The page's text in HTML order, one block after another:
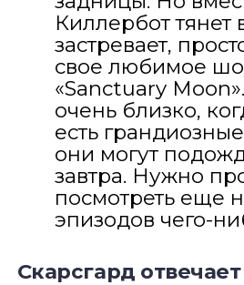
Киллербот тянет
застревает,
свое любимое
«Sanctuary
очень близко,
есть
они могут
завтра. Нужно
посмотреть еще
эпизодов чего-
Скарсгард